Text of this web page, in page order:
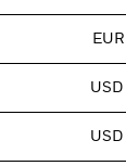
EUR
USD
USD